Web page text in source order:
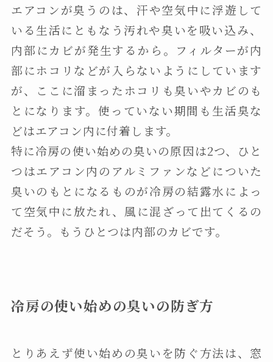
エアコンが臭うのは、汗や空気中に浮遊して
いる生活にともなう汚れや臭いを吸い込み、
内部にカビが発生するから。フィルターが内
部にホコリなどが入らないようにしています
が、ここに溜まったホコリも臭いやカビのも
とになります。使っていない期間も生活臭な
どはエアコン内に付着します。
特に冷房の使い始めの臭いの原因は2つ、ひと
つはエアコン内のアルミファンなどについた
臭いのもとになるものが冷房の結露水によっ
て空気中に放たれ、風に混ざって出てくるの
だそう。もうひとつは内部のカビです。
冷房の使い始めの臭いの防ぎ方
とりあえず使い始めの臭いを防ぐ方法は、窓